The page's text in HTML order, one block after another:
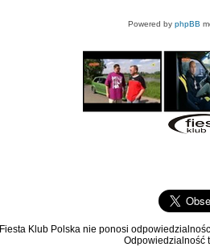
Powered by phpBB
Fiesta Klub Polska nie ponosi
Odpowiedzialność